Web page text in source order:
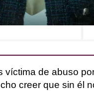
tras la detención
y Calatrava
víctima de abuso
creer que sin él